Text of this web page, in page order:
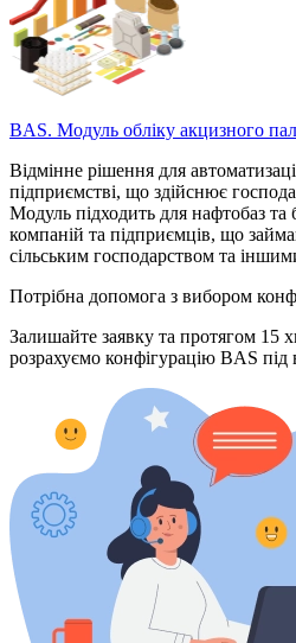
BAS. Модуль обліку акцизного
Відмінне рішення для
підприємстві, що здійснює
Модуль підходить для нафтобаз та
компаній та підприємців, що
сільським господарством та
Потрібна допомога з вибором
Залишайте заявку та протягом 15
розрахуємо конфігурацію BAS під